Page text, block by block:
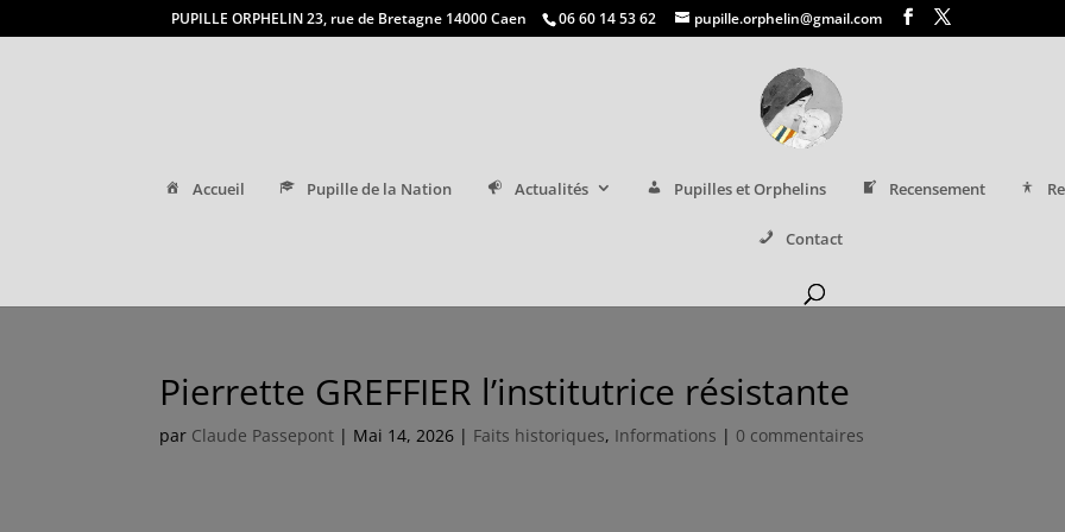
PUPILLE ORPHELIN 23, rue de Bretagne 14000 Caen 06 60 14 53 62 pupille.orphelin@gmail.com
Accueil Pupille de la Nation Actualités Pupilles et Orphelins Recensement
Contact
Pierrette GREFFIER l’institutrice résistante
par Claude Passepont | Mai 14, 2026 | Faits historiques, Informations | 0 commentaires